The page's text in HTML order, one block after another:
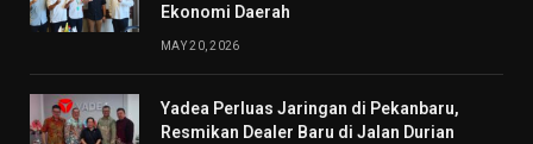
Ekonomi Daerah
MAY 20, 2026
Yadea Perluas Jaringan di Pekanbaru,
Resmikan Dealer Baru di Jalan Durian